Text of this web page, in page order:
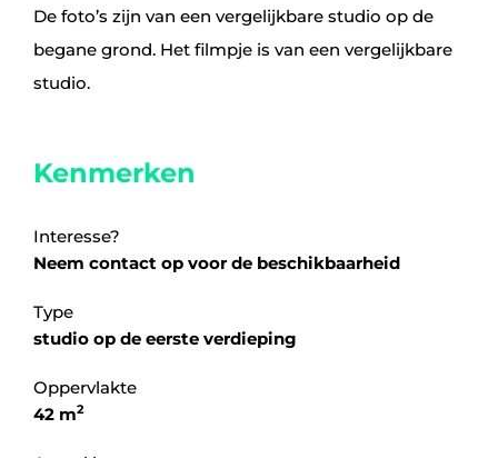
De foto’s zijn van een vergelijkbare studio op de
begane grond. Het filmpje is van een vergelijkbare
studio.
Kenmerken
Interesse?
Neem contact op voor de beschikbaarheid
Type
studio op de eerste verdieping
Oppervlakte
42 m2